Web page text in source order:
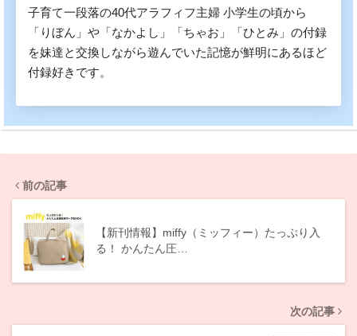
子育て一段落の40代アラフィフ主婦 小学生の頃から
「りぼん」や「なかよし」「ちゃお」「ひとみ」の付録
を妹達と交換しながら遊んでいた記憶が鮮明にあるほど
付録好きです。
前の記事
【新刊情報】miffy（ミッフィー）たっぷり入
る！ かんたん圧…
次の記事